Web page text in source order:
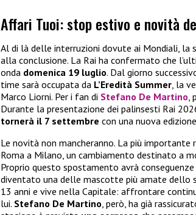
Affari Tuoi: stop estivo e novità
Al di là delle interruzioni dovute ai Mondiali, la
alla conclusione. La Rai ha confermato che
onda domenica 19 luglio. Dal giorno
time sarà occupata da L’Eredità Summer, la
Marco Liorni. Per i fan di Stefano De Martino,
Durante la presentazione dei palinsesti Rai
tornerà il 7 settembre con una nuova
Le novità non mancheranno. La più
Roma a Milano, un cambiamento destinato a
Proprio questo spostamento avrà
diventato una delle mascotte più amate dello
13 anni e vive nella Capitale: affrontare
lui. Stefano De Martino, però, ha già